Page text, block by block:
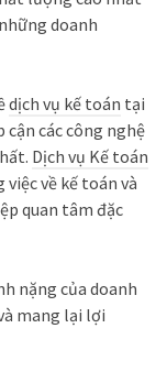
doanh
dịch vụ kế toán tại
cận các công nghệ
Dịch vụ Kế toán
về kế toán và
quan tâm đặc
nặng của doanh
mang lại lợi